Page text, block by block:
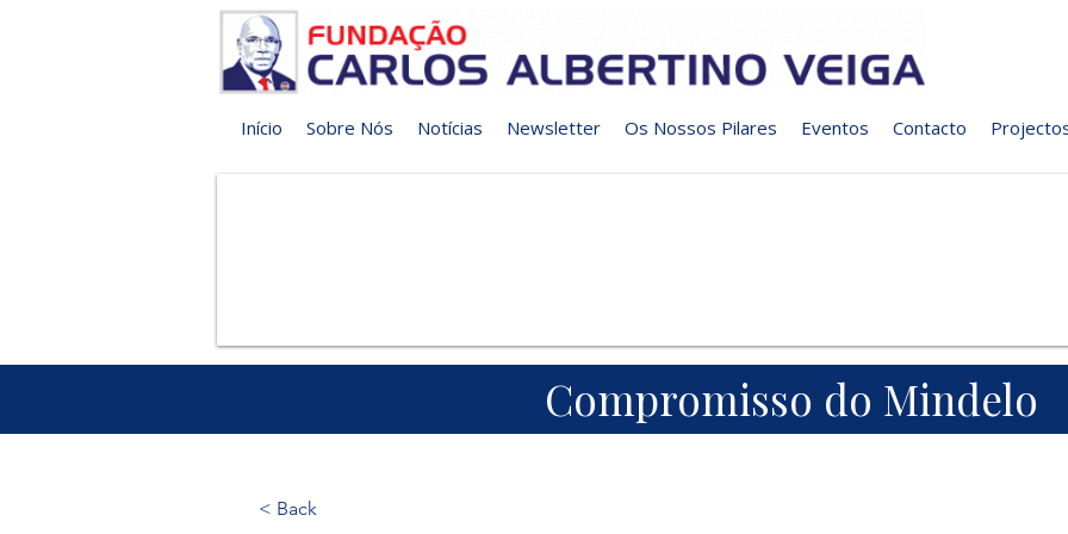
Início Sobre Nós Notícias Newsletter Os Nossos Pilares Eventos Contacto
Compromisso do Mindelo
< Back